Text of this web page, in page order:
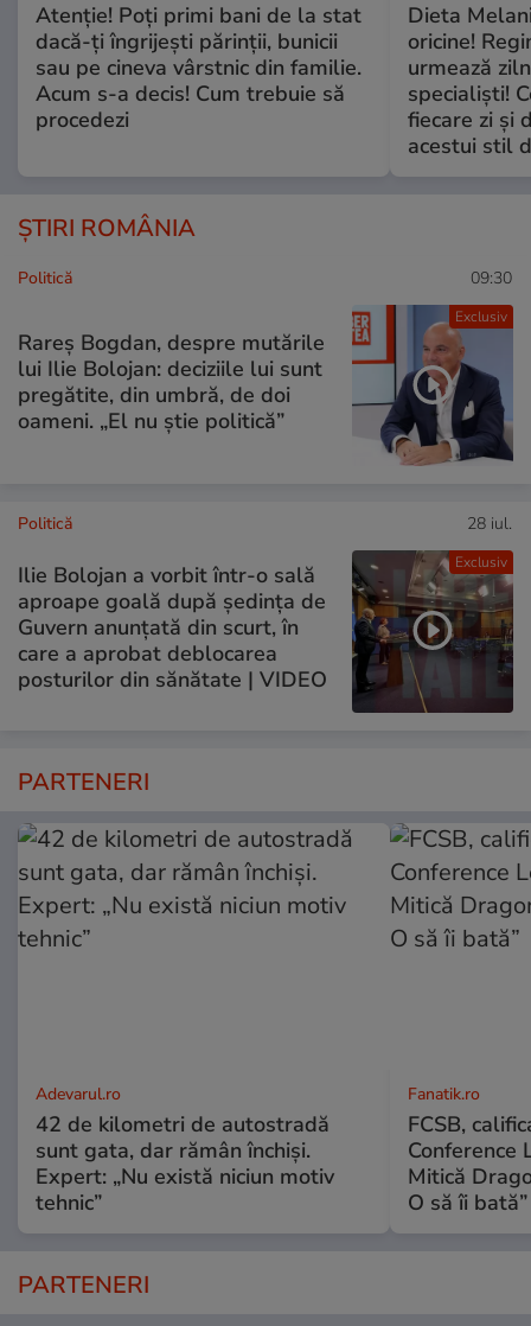
Atenție! Poți primi bani de la stat
dacă-ți îngrijești părinții, bunicii
sau pe cineva vârstnic din familie.
Acum s-a decis! Cum trebuie să
procedezi
Dieta
oricine!
urmează
specialiști!
fiecare zi și
acestui stil
ȘTIRI ROMÂNIA
Exclusiv
Politică 09:30
Rareș Bogdan, despre mutările
lui Ilie Bolojan: deciziile lui sunt
pregătite, din umbră, de doi
oameni. „El nu știe politică”
Exclusiv
Politică 28 iul.
Ilie Bolojan a vorbit într-o sală
aproape goală după ședința de
Guvern anunțată din scurt, în
care a aprobat deblocarea
posturilor din sănătate | VIDEO
PARTENERI
Adevarul.ro
42 de kilometri de autostradă
sunt gata, dar rămân închiși.
Expert: „Nu există niciun motiv
tehnic”
Fanatik.ro
FCSB,
Conference
Mitică
O să îi bată”
PARTENERI